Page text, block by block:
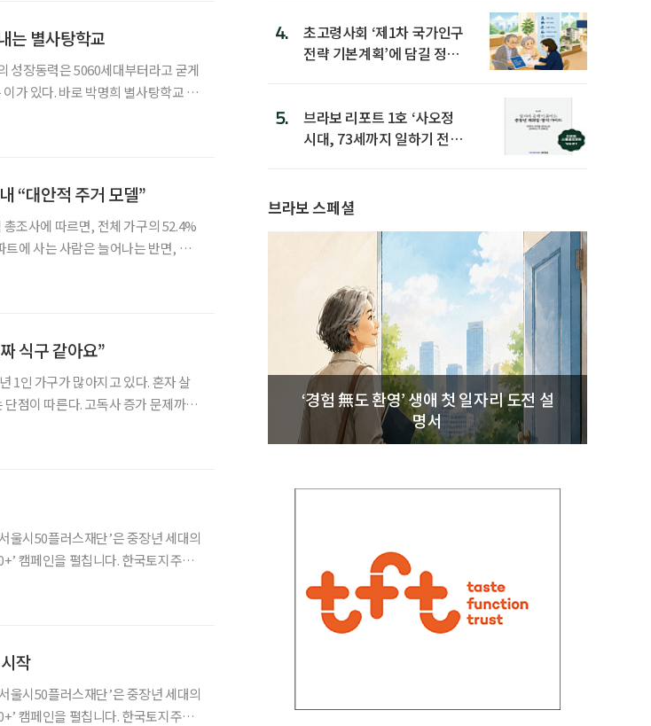
는 별사탕학교
성장동력은 5060세대부터라고 굳게
가 있다. 바로 박명희 별사탕학교 이
“대안적 주거 모델”
조사에 따르면, 전체 가구의 52.4%
에 사는 사람은 늘어나는 반면, 정
식구 같아요”
1인 가구가 많아지고 있다. 혼자 살
점이 따른다. 고독사 증가 문제까지
울시50플러스재단’은 중장년 세대의
캠페인을 펼칩니다. 한국토지주택
작
울시50플러스재단’은 중장년 세대의
캠페인을 펼칩니다. 한국토지주택
4.
초고령사회 ‘제1차 국가인구
전략 기본계획’에 담길 정책
5.
브라보 리포트 1호 ‘사오정
시대, 73세까지 일하기 전략’
브라보 스페셜
‘경험 無도 환영’ 생애 첫 일자리 도전 설
명서